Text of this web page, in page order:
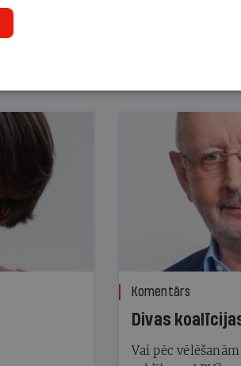
Komentārs
Divas
Vai pēc